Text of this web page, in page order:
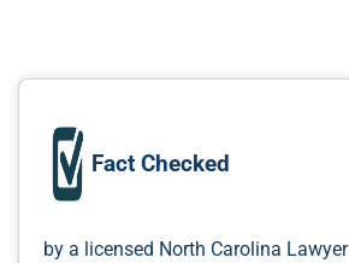
Fact Checked
by a licensed North Carolina Lawyer